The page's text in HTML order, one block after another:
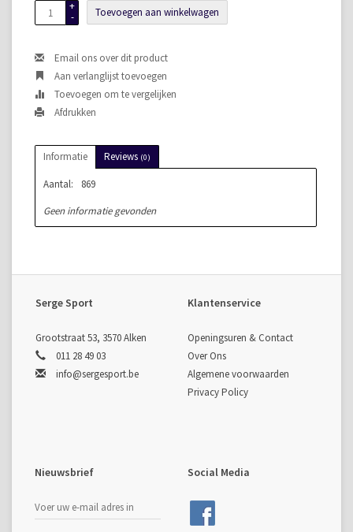
+
-
Toevoegen aan winkelwagen
Email ons over dit product
Aan verlanglijst toevoegen
Toevoegen om te vergelijken
Afdrukken
Informatie Reviews (0)
Aantal:
869
Geen informatie gevonden
Serge Sport
Grootstraat 53, 3570 Alken
011 28 49 03
info@sergesport.be
Klantenservice
Openingsuren & Contact
Over Ons
Algemene voorwaarden
Privacy Policy
Nieuwsbrief Social Media